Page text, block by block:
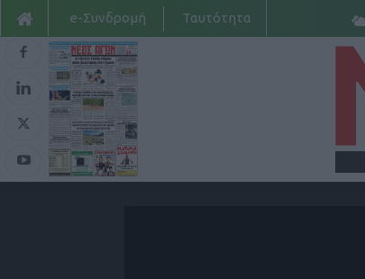
e-Συνδρομή Ταυτότητα